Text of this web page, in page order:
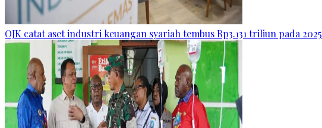
OJK catat aset industri keuangan syariah tembus Rp3.131 triliun pada 2025